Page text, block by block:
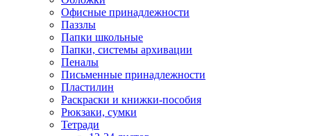
Офисные принадлежности
Паззлы
Папки школьные
Папки, системы архивации
Пеналы
Письменные принадлежности
Пластилин
Раскраски и книжки-пособия
Рюкзаки, сумки
Тетради